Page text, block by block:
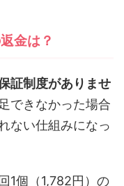
金は？
証制度がありませ
できなかった場合
ない仕組みになっ
1個（1,782円）の